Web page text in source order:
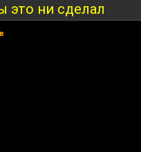
это ни сделал